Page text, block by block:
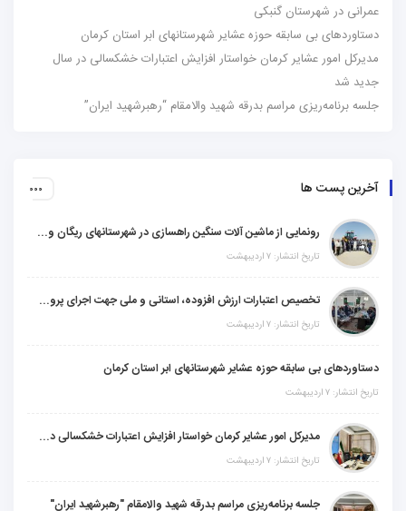
عمرانی در شهرستان گنبکی
دستاوردهای بی سابقه حوزه عشایر شهرستانهای ابر استان کرمان
مدیرکل امور عشایر کرمان خواستار افزایش اعتبارات خشکسالی در سال
جدید شد
جلسه برنامه‌ریزی مراسم بدرقه شهید والامقام “رهبرشهید ایران”
آخرین پست ها
رونمایی از ماشین آلات سنگین راهسازی در شهرستانهای ریگان و گنبکی
تاریخ انتشار: ۷ اردیبهشت
تخصیص اعتبارات ارزش افزوده، استانی و ملی جهت اجرای پروژه‌های عمرانی در شهرستان گنبکی
تاریخ انتشار: ۷ اردیبهشت
دستاوردهای بی سابقه حوزه عشایر شهرستانهای ابر استان کرمان
تاریخ انتشار: ۷ اردیبهشت
مدیرکل امور عشایر کرمان خواستار افزایش اعتبارات خشکسالی در سال جدید شد
تاریخ انتشار: ۷ اردیبهشت
جلسه برنامه‌ریزی مراسم بدرقه شهید والامقام "رهبرشهید ایران"